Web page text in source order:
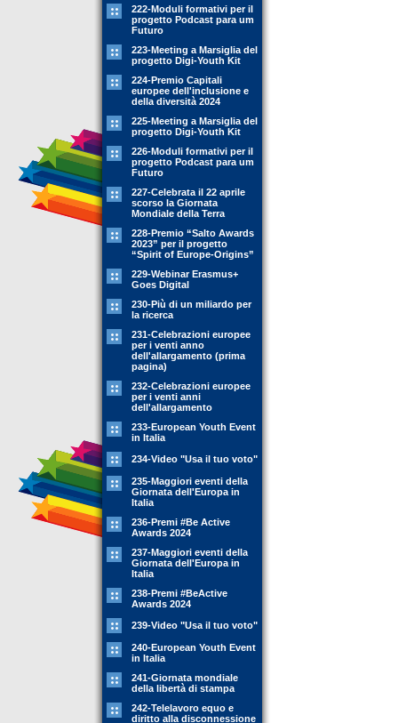
222-Moduli formativi per il
progetto Podcast para um
Futuro
223-Meeting a Marsiglia del
progetto Digi-Youth Kit
224-Premio Capitali
europee dell'inclusione e
della diversità 2024
225-Meeting a Marsiglia del
progetto Digi-Youth Kit
226-Moduli formativi per il
progetto Podcast para um
Futuro
227-Celebrata il 22 aprile
scorso la Giornata
Mondiale della Terra
228-Premio “Salto Awards
2023” per il progetto
“Spirit of Europe-Origins”
229-Webinar Erasmus+
Goes Digital
230-Più di un miliardo per
la ricerca
231-Celebrazioni europee
per i venti anno
dell'allargamento (prima
pagina)
232-Celebrazioni europee
per i venti anni
dell'allargamento
233-European Youth Event
in Italia
234-Video "Usa il tuo voto"
235-Maggiori eventi della
Giornata dell'Europa in
Italia
236-Premi #Be Active
Awards 2024
237-Maggiori eventi della
Giornata dell'Europa in
Italia
238-Premi #BeActive
Awards 2024
239-Video "Usa il tuo voto"
240-European Youth Event
in Italia
241-Giornata mondiale
della libertà di stampa
242-Telelavoro equo e
diritto alla disconnessione